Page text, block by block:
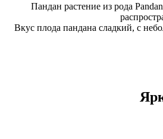
Пандан растение из рода
Вкус плода пандана сладкий, с